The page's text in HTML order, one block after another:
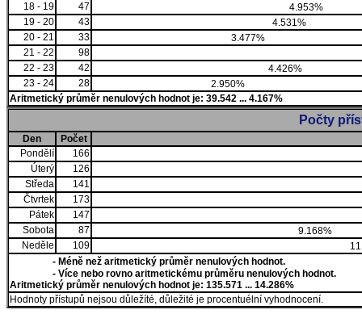
18 - 19
47
4.953%
19 - 20
43
4.531%
20 - 21
33
3.477%
21 - 22
98
22 - 23
42
4.426%
23 - 24
28
2.950%
Aritmetický průměr nenulových hodnot je: 39.542 ... 4.167%
Počty
Den
Počet
Pondělí
166
Úterý
126
Středa
141
Čtvrtek
173
Pátek
147
Sobota
87
9.168%
Neděle
109
- Méně než aritmetický průměr nenulových hodnot.
- Více nebo rovno aritmetickému průměru nenulových hodnot.
Aritmetický průměr nenulových hodnot je: 135.571 ... 14.286%
Hodnoty přístupů nejsou důležíté, důležité je procentuélní vyhodnocení.